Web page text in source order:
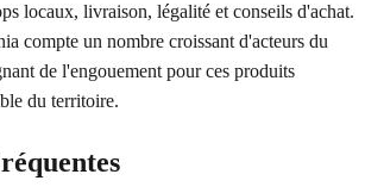
locaux, livraison, légalité et conseils d'achat.
compte un nombre croissant d'acteurs du
de l'engouement pour ces produits
du territoire.